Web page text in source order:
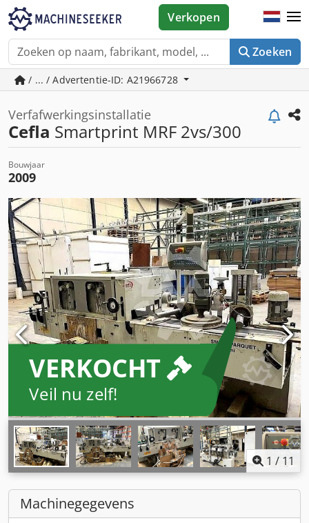
Zoeken
Verkopen
/ ... / Advertentie-ID: A21966728
Verfafwerkingsinstallatie
Cefla Smartprint MRF 2vs/300
Bouwjaar
2009
VERKOCHT
Veil nu zelf!
1 / 11
Machinegegevens